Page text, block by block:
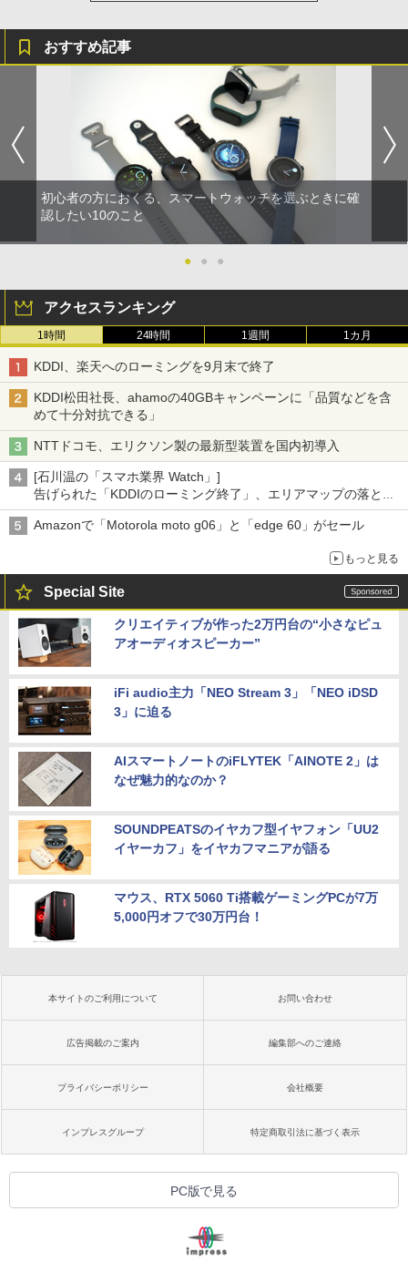
おすすめ記事
初心者の方におくる、スマートウォッチを選ぶときに確
認したい10のこと
● ● ●
アクセスランキング
1時間 24時間 1週間 1カ月
KDDI、楽天へのローミングを9月末で終了
KDDI松田社長、ahamoの40GBキャンペーンに「品質などを含
めて十分対抗できる」
NTTドコモ、エリクソン製の最新型装置を国内初導入
[石川温の「スマホ業界 Watch」]
告げられた「KDDIのローミング終了」、エリアマップの落とし
穴と楽天モバイルの課題
Amazonで「Motorola moto g06」と「edge 60」がセール
もっと見る
Special Site
クリエイティブが作った2万円台の“小さなピュ
アオーディオスピーカー”
iFi audio主力「NEO Stream 3」「NEO iDSD
3」に迫る
AIスマートノートのiFLYTEK「AINOTE 2」は
なぜ魅力的なのか？
SOUNDPEATSのイヤカフ型イヤフォン「UU2
イヤーカフ」をイヤカフマニアが語る
マウス、RTX 5060 Ti搭載ゲーミングPCが7万
5,000円オフで30万円台！
本サイトのご利用について お問い合わせ
広告掲載のご案内 編集部へのご連絡
プライバシーポリシー 会社概要
インプレスグループ 特定商取引法に基づく表示
PC版で見る